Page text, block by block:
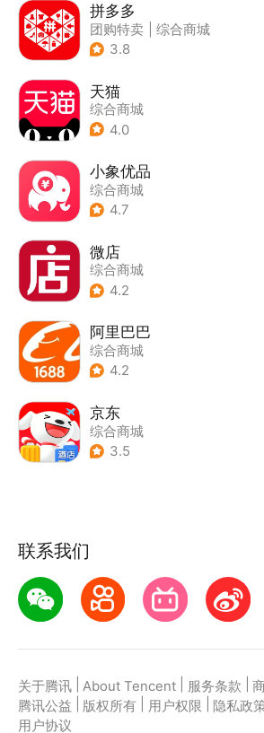
拼多多
团购特卖
综合商城
3.8
天猫
综合商城
4.0
小象优品
综合商城
4.7
微店
综合商城
4.2
阿里巴巴
综合商城
4.2
京东
综合商城
3.5
联系我们
关于腾讯 About Tencent 服务条款
腾讯公益
版权所有 用户权限 隐私政
用户协议